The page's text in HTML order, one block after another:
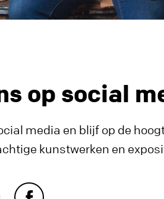
op social
media en blijf op de
kunstwerken en